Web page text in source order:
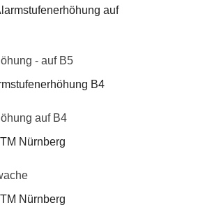
auf
- auf B5
B4
auf B4
Nürnberg
Nürnberg